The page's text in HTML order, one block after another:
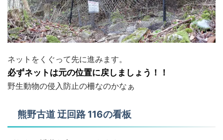
ネットをくぐって先に進みます。
必ずネットは元の位置に戻しましょう！！
野生動物の侵入防止の柵なのかなぁ
熊野古道 迂回路 116の看板